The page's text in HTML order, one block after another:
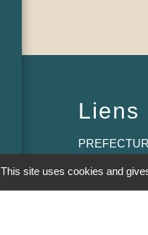
Liens
RÉGION
COMTE
This site uses cookies and